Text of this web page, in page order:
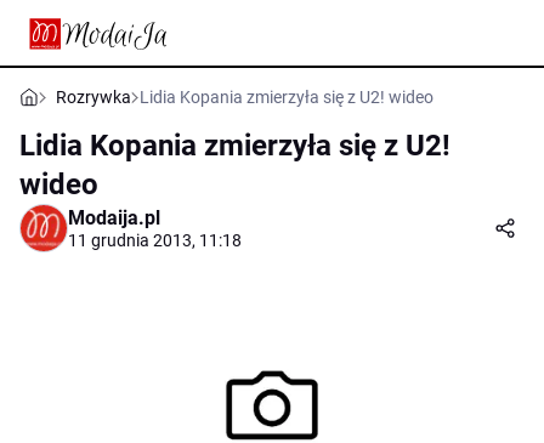
Rozrywka Lidia Kopania zmierzyła się z U2! wideo
Lidia Kopania zmierzyła się z U2!
wideo
Modaija.pl
11 grudnia 2013, 11:18